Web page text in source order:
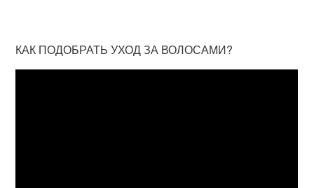
КАК ПОДОБРАТЬ УХОД ЗА ВОЛОСАМИ?